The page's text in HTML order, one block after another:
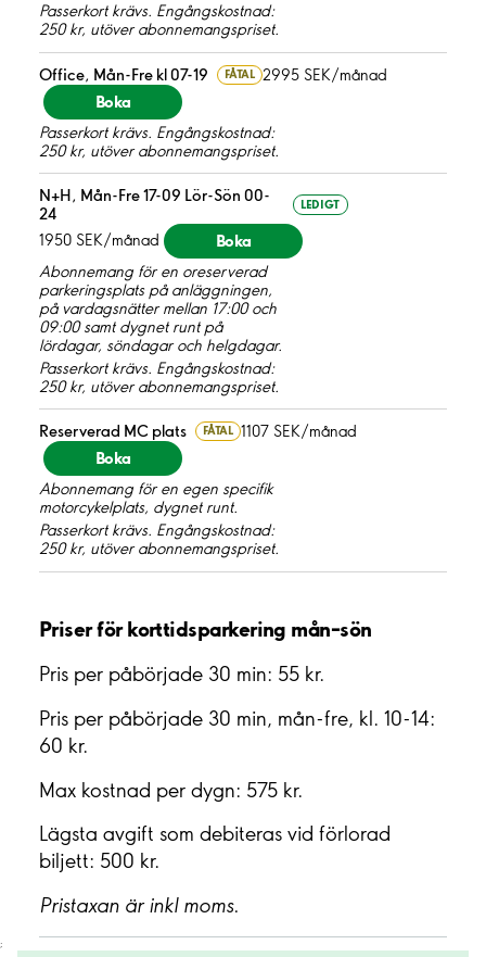
Passerkort krävs. Engångskostnad:
250 kr, utöver abonnemangspriset.
Office, Mån-Fre kl 07-19 FÅTAL 2995 SEK/månad
Boka
Passerkort krävs. Engångskostnad:
250 kr, utöver abonnemangspriset.
N+H, Mån-Fre 17-09 Lör-Sön 00-
24
LEDIGT
1950 SEK/månad Boka
Abonnemang för en oreserverad
parkeringsplats på anläggningen,
på vardagsnätter mellan 17:00 och
09:00 samt dygnet runt på
lördagar, söndagar och helgdagar.
Passerkort krävs. Engångskostnad:
250 kr, utöver abonnemangspriset.
Reserverad MC plats FÅTAL 1107 SEK/månad
Boka
Abonnemang för en egen specifik
motorcykelplats, dygnet runt.
Passerkort krävs. Engångskostnad:
250 kr, utöver abonnemangspriset.
Priser för korttidsparkering mån–sön
Pris per påbörjade 30 min: 55 kr.
Pris per påbörjade 30 min, mån-fre, kl. 10-14:
60 kr.
Max kostnad per dygn: 575 kr.
Lägsta avgift som debiteras vid förlorad
biljett: 500 kr.
Pristaxan är inkl moms.
;